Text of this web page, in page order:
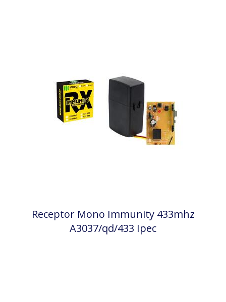
Receptor Mono Immunity 433mhz
A3037/qd/433 Ipec